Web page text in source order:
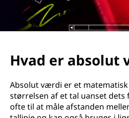
Hvad er absolut
Absolut værdi er et
størrelsen af et tal uanset dets
ofte til at måle afstanden